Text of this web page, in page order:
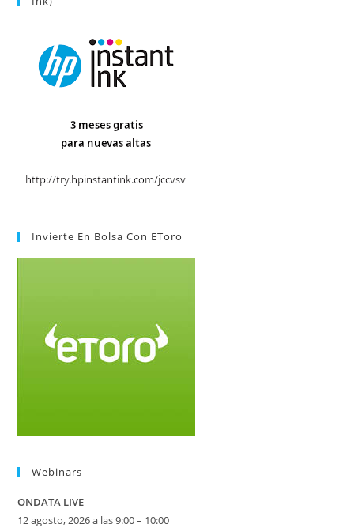
Invierte En Bolsa Con EToro
Webinars
ONDATA LIVE
12 agosto, 2026 a las 9:00 – 10:00